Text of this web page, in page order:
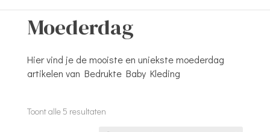
Moederdag
Hier vind je de mooiste en uniekste moederdag
artikelen van Bedrukte Baby Kleding
Toont alle 5 resultatenGesorteerd